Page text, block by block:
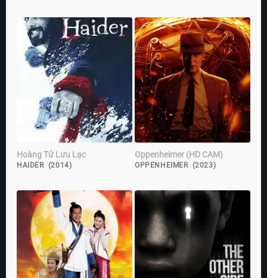
Hoàng Tử Lưu Lạc
HAIDER (2014)
Oppenheimer (HD CAM)
OPPENHEIMER (2023)